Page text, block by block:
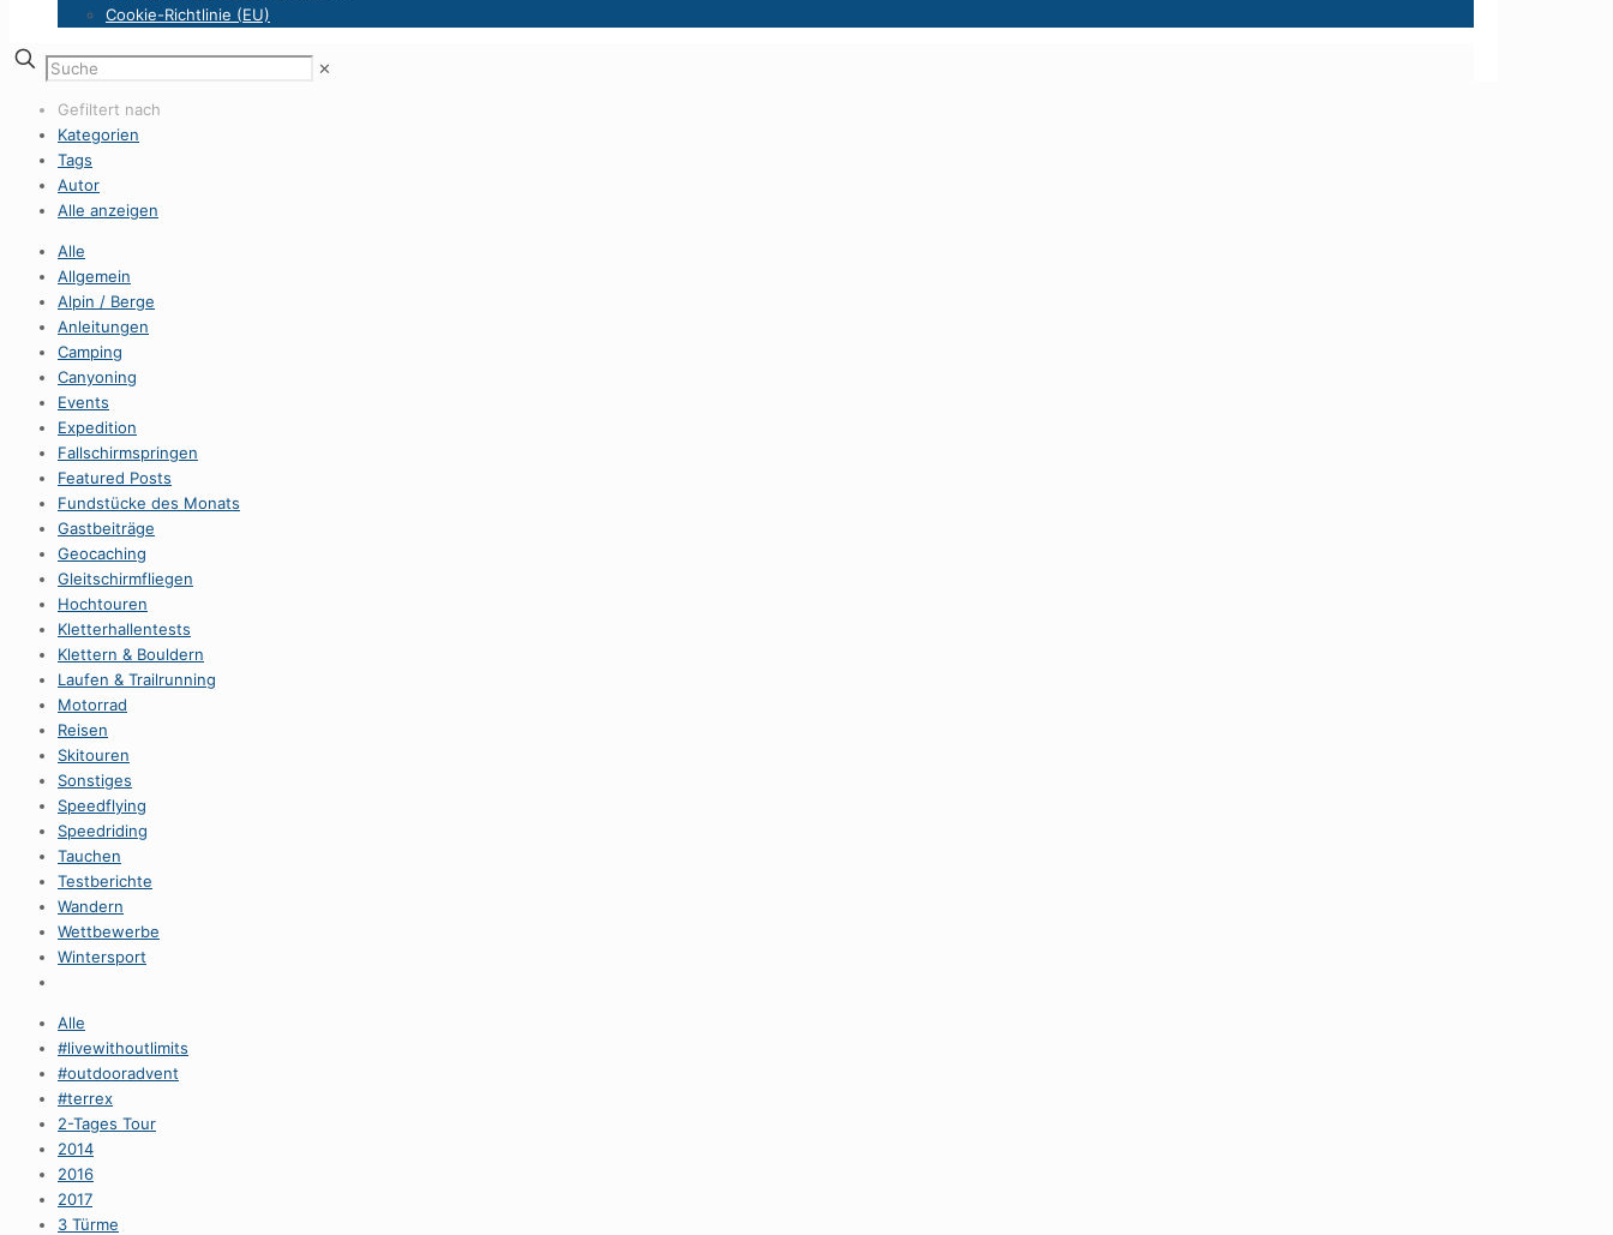
Cookie-Richtlinie (EU)
✕
Gefiltert nach
Kategorien
Tags
Autor
Alle anzeigen
Alle
Allgemein
Alpin / Berge
Anleitungen
Camping
Canyoning
Events
Expedition
Fallschirmspringen
Featured Posts
Fundstücke des Monats
Gastbeiträge
Geocaching
Gleitschirmfliegen
Hochtouren
Kletterhallentests
Klettern & Bouldern
Laufen & Trailrunning
Motorrad
Reisen
Skitouren
Sonstiges
Speedflying
Speedriding
Tauchen
Testberichte
Wandern
Wettbewerbe
Wintersport
Alle
#livewithoutlimits
#outdooradvent
#terrex
2-Tages Tour
2014
2016
2017
3 Türme